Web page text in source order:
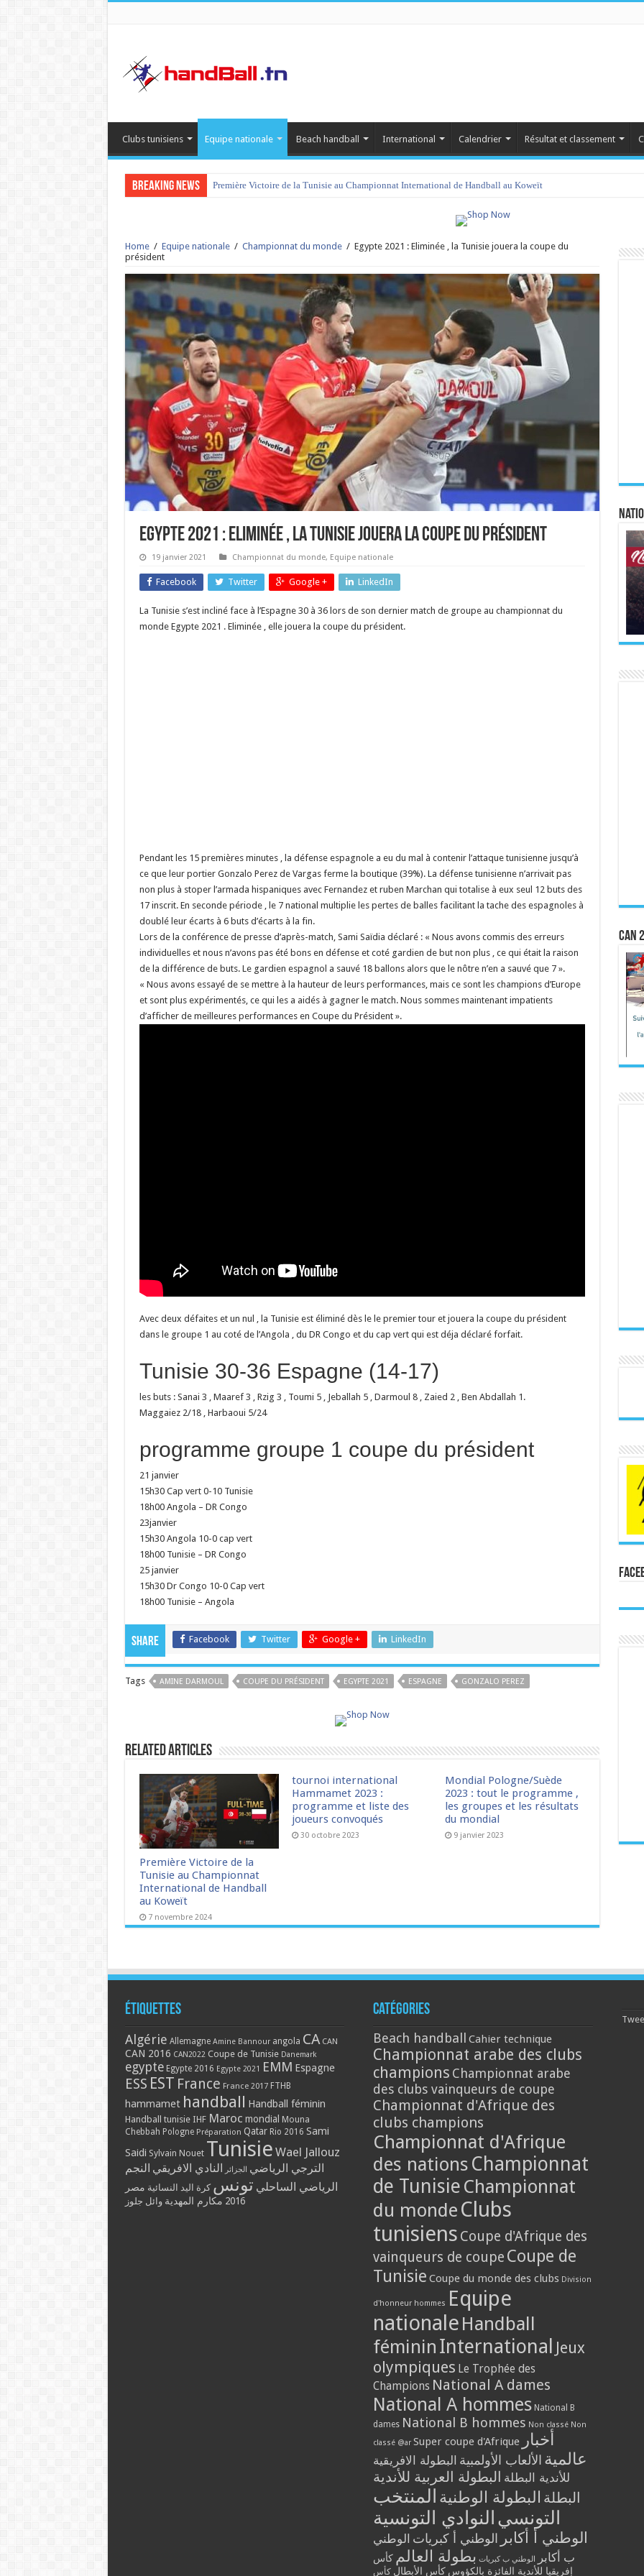
Clubs tunisiens Equipe nationale Beach handball International Calendrier Résultat et classement
Breaking News Première Victoire de la Tunisie au Championnat International de Handball au Koweït
Home / Equipe nationale / Championnat du monde / Egypte 2021 : Eliminée , la Tunisie jouera la coupe du
président
Egypte 2021 : Eliminée , la Tunisie jouera la coupe du président
19 janvier 2021 Championnat du monde, Equipe nationale
Facebook Twitter Google + LinkedIn
La Tunisie s’est incliné face à l’Espagne 30 à 36 lors de son dernier match de groupe au championnat du
monde Egypte 2021 . Eliminée , elle jouera la coupe du président.
Pendant les 15 premières minutes , la défense espagnole a eu du mal à contenir l’attaque tunisienne jusqu’à
ce que leur portier Gonzalo Perez de Vargas ferme la boutique (39%). La défense tunisienne n’arrivait pas
non plus à stoper l’armada hispaniques avec Fernandez et ruben Marchan qui totalise à eux seul 12 buts des
17 inscrit. En seconde période , le 7 national multiplie les pertes de balles facilitant la tache des espagnoles à
doublé leur écarts à 6 buts d’écarts à la fin.
Lors de la conférence de presse d’après-match, Sami Saïdia déclaré : « Nous avons commis des erreurs
individuelles et nous n’avons pas été bons en défense et coté gardien de but non plus , ce qui était la raison
de la différence de buts. Le gardien espagnol a sauvé 18 ballons alors que le nôtre n’en a sauvé que 7 ».
« Nous avons essayé de se mettre à la hauteur de leurs performances, mais ce sont les champions d’Europe
et sont plus expérimentés, ce qui les a aidés à gagner le match. Nous sommes maintenant impatients
d’afficher de meilleures performances en Coupe du Président ».
Avec deux défaites et un nul , la Tunisie est éliminé dès le le premier tour et jouera la coupe du président
dans le groupe 1 au coté de l’Angola , du DR Congo et du cap vert qui est déja déclaré forfait.
Tunisie 30-36 Espagne (14-17)
les buts : Sanai 3 , Maaref 3 , Rzig 3 , Toumi 5 , Jeballah 5 , Darmoul 8 , Zaied 2 , Ben Abdallah 1.
Maggaiez 2/18 , Harbaoui 5/24
programme groupe 1 coupe du président
21 janvier
15h30 Cap vert 0-10 Tunisie
18h00 Angola – DR Congo
23janvier
15h30 Angola 10-0 cap vert
18h00 Tunisie – DR Congo
25 janvier
15h30 Dr Congo 10-0 Cap vert
18h00 Tunisie – Angola
Share Facebook Twitter Google + LinkedIn
Tags AMINE DARMOUL COUPE DU PRÉSIDENT EGYPTE 2021 ESPAGNE GONZALO PEREZ
Related Articles
Première Victoire de la
Tunisie au Championnat
International de Handball
au Koweït
7 novembre 2024
tournoi international
Hammamet 2023 :
programme et liste des
joueurs convoqués
30 octobre 2023
Mondial Pologne/Suède
2023 : tout le programme ,
les groupes et les résultats
du mondial
9 janvier 2023
CAN
Étiquettes
Algérie Allemagne Amine Bannour angola CA CAN
CAN 2016 CAN2022 Coupe de Tunisie Danemark
egypte Egypte 2016 Egypte 2021 EMM Espagne
ESS EST France France 2017 FTHB
hammamet handball Handball féminin
Handball tunisie IHF Maroc mondial
Mouna
Chebbah Pologne Préparation Qatar Rio 2016 Sami
Saidi Sylvain Nouet Tunisie Wael Jallouz
الترجي الرياضي الجزائر النادي الافريقي النجم
الرياضي الساحلي تونس كرة اليد النسائية مصر
2016 مكارم المهدية وائل جلوز
Catégories
Beach handball Cahier technique
Championnat arabe des clubs
champions Championnat arabe
des clubs vainqueurs de coupe
Championnat d'Afrique des
clubs champions
Championnat d'Afrique
des nations Championnat
de Tunisie Championnat
du monde Clubs
tunisiens Coupe d'Afrique des
vainqueurs de coupe Coupe de
Tunisie Coupe du monde des clubs Division
d'honneur hommes Equipe
nationale Handball
féminin International Jeux
olympiques Le Trophée des
Champions National A dames
National A hommes National B
dames National B hommes Non classé Non
classé @ar Super coupe d'Afrique أخبار
عالمية الألعاب الأولمبية البطولة الافريقية
للأندية البطلة البطولة العربية للأندية
البطلة البطولة الوطنية المنتخب
التونسي النوادي التونسية
الوطني أ أكابر الوطني أ كبريات الوطني
ب أكابر
الوطني ب كبريات بطولة العالم كأس
إفريقيا للأندية الفائزة بالكؤوس كأس الأبطال كأس